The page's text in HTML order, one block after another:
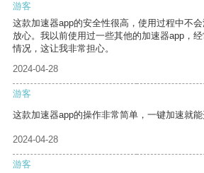
游客
这款加速器app的安全性很高，使用过程中不
放心。我以前使用过一些其他的加速器app，
情况，这让我非常担心。
2024-04-28
游客
这款加速器app的操作非常简单，一键加速就能
2024-04-28
游客